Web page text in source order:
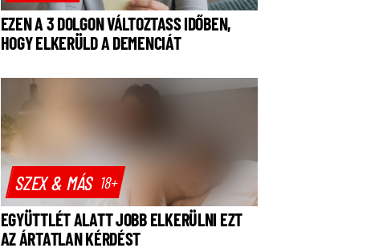
EZEN A 3 DOLGON VÁLTOZTASS IDŐBEN,
HOGY ELKERÜLD A DEMENCIÁT
SZEX & MÁS 18+
EGYÜTTLÉT ALATT JOBB ELKERÜLNI EZT
AZ ÁRTATLAN KÉRDÉST